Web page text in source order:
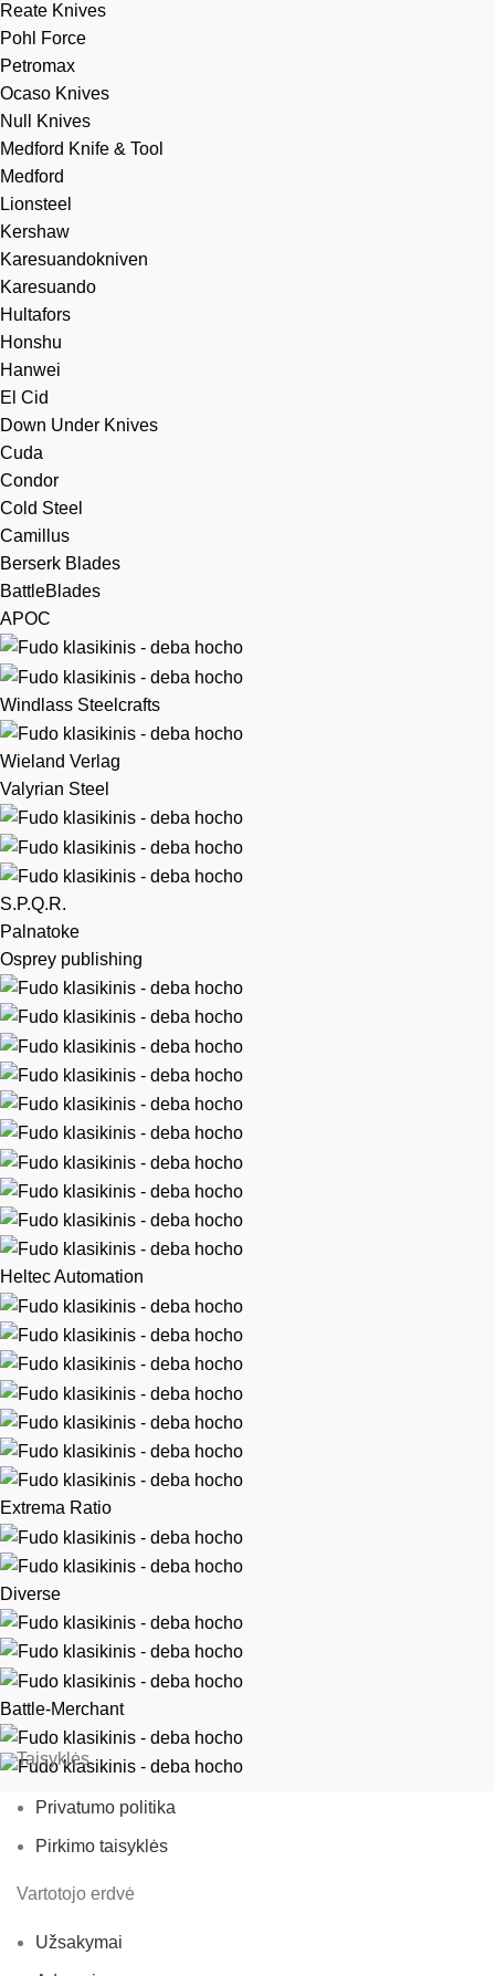
Reate Knives
Pohl Force
Petromax
Ocaso Knives
Null Knives
Medford Knife & Tool
Medford
Lionsteel
Kershaw
Karesuandokniven
Karesuando
Hultafors
Honshu
Hanwei
El Cid
Down Under Knives
Cuda
Condor
Cold Steel
Camillus
Berserk Blades
BattleBlades
APOC
Windlass Steelcrafts
Wieland Verlag
Valyrian Steel
S.P.Q.R.
Palnatoke
Osprey publishing
Heltec Automation
Extrema Ratio
Diverse
Battle-Merchant
Taisyklės
Privatumo politika
Pirkimo taisyklės
Vartotojo erdvė
Užsakymai